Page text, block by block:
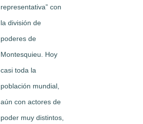
representativa” con
la división de
poderes de
Montesquieu. Hoy
casi toda la
población mundial,
aún con actores de
poder muy distintos,